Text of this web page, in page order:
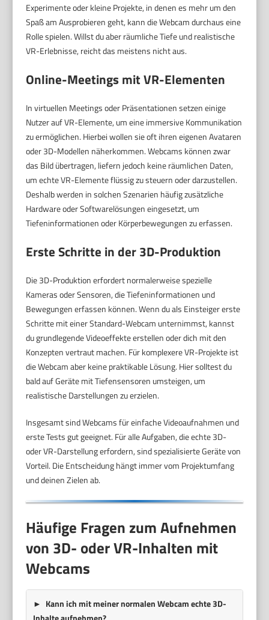
Experimente oder kleine Projekte, in denen es mehr um den
Spaß am Ausprobieren geht, kann die Webcam durchaus eine
Rolle spielen. Willst du aber räumliche Tiefe und realistische
VR-Erlebnisse, reicht das meistens nicht aus.
Online-Meetings mit VR-Elementen
In virtuellen Meetings oder Präsentationen setzen einige
Nutzer auf VR-Elemente, um eine immersive Kommunikation
zu ermöglichen. Hierbei wollen sie oft ihren eigenen Avataren
oder 3D-Modellen näherkommen. Webcams können zwar
das Bild übertragen, liefern jedoch keine räumlichen Daten,
um echte VR-Elemente flüssig zu steuern oder darzustellen.
Deshalb werden in solchen Szenarien häufig zusätzliche
Hardware oder Softwarelösungen eingesetzt, um
Tiefeninformationen oder Körperbewegungen zu erfassen.
Erste Schritte in der 3D-Produktion
Die 3D-Produktion erfordert normalerweise spezielle
Kameras oder Sensoren, die Tiefeninformationen und
Bewegungen erfassen können. Wenn du als Einsteiger erste
Schritte mit einer Standard-Webcam unternimmst, kannst
du grundlegende Videoeffekte erstellen oder dich mit den
Konzepten vertraut machen. Für komplexere VR-Projekte ist
die Webcam aber keine praktikable Lösung. Hier solltest du
bald auf Geräte mit Tiefensensoren umsteigen, um
realistische Darstellungen zu erzielen.
Insgesamt sind Webcams für einfache Videoaufnahmen und
erste Tests gut geeignet. Für alle Aufgaben, die echte 3D-
oder VR-Darstellung erfordern, sind spezialisierte Geräte von
Vorteil. Die Entscheidung hängt immer vom Projektumfang
und deinen Zielen ab.
Häufige Fragen zum Aufnehmen
von 3D- oder VR-Inhalten mit
Webcams
Kann ich mit meiner normalen Webcam echte 3D-